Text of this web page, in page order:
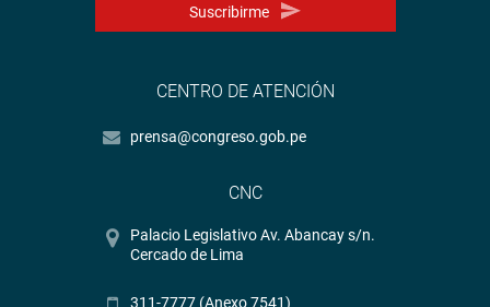
Suscribirme
CENTRO DE ATENCIÓN
prensa@congreso.gob.pe
CNC
Palacio Legislativo Av. Abancay s/n.
Cercado de Lima
311-7777 (Anexo 7541)